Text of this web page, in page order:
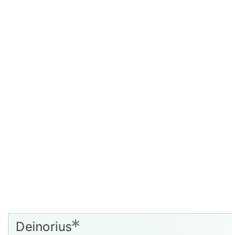
Deinorius